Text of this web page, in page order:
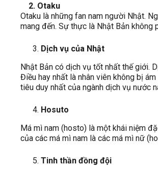
2. Otaku
Otaku là những fan nam người Nhật.
mang đến. Sự thực là Nhật Bản không
Dịch vụ của Nhật
Nhật Bản có dịch vụ tốt nhất thế giới.
Điều hay nhất là nhân viên không bị
tiêu duy nhất của ngành dịch vụ nước
Hosuto
Má mì nam (hosto) là một khái niệm
của các má mì nam là các má mì nữ
Tinh thần đồng đội